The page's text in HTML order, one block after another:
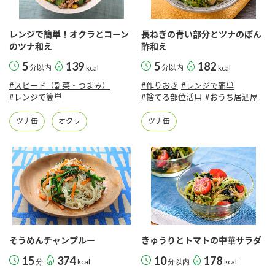
レンジで簡単！オクラとコーン
のツナ和え
5分以内 139 kcal
#スピード（副菜・つまみ）
#レンジで簡単
ツナ缶 オクラ
長ねぎの青い部分とツナのぽん
酢和え
5分以内 182 kcal
#作りおき #レンジで簡単
#捨てる部位活用 #おうち居酒屋
ツナ缶
そうめんチャンプルー
15分 374 kcal
きゅうりとトマトの中華サラダ
10分以内 178 kcal